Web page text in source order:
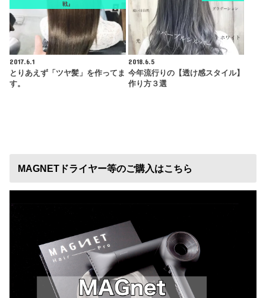
戦』
2017.6.1
とりあえず「ツヤ髪」を作ってま
す。
2018.6.5
今年流行りの【透け感スタイル】
作り方３選
MAGNETドライヤー等のご購入はこちら